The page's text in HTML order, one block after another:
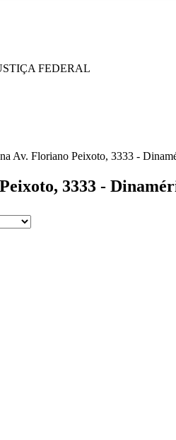
FEDERAL
Av. Floriano Peixoto, 3333 -
3333 -